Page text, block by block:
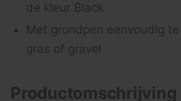
de kleur Black
Met grondpen eenvoudig
gras of gravel
Productomschrijving